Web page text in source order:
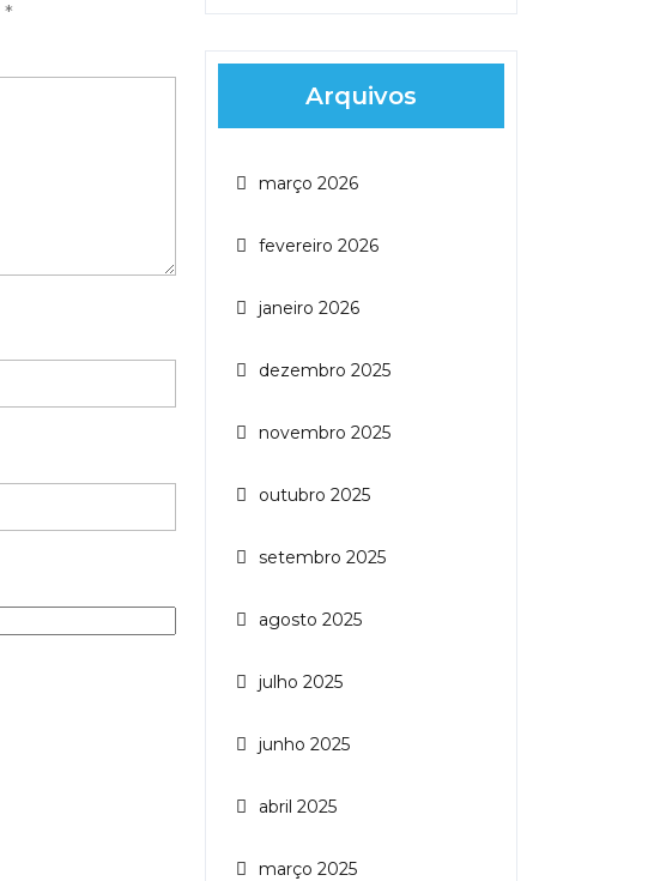
*
Arquivos
março 2026
fevereiro 2026
janeiro 2026
dezembro 2025
novembro 2025
outubro 2025
setembro 2025
agosto 2025
julho 2025
junho 2025
abril 2025
março 2025